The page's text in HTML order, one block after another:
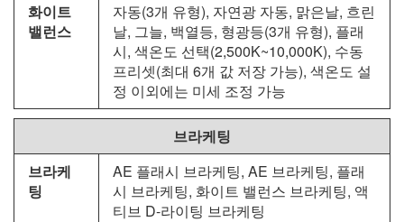
화이트
밸런스
자동(3개 유형), 자연광 자동, 맑은날, 흐린
날, 그늘, 백열등, 형광등(3개 유형), 플래
시, 색온도 선택(2,500K~10,000K), 수동
프리셋(최대 6개 값 저장 가능), 색온도 설
정 이외에는 미세 조정 가능
브라케팅
브라케
팅
AE 플래시 브라케팅, AE 브라케팅, 플래
시 브라케팅, 화이트 밸런스 브라케팅, 액
티브 D-라이팅 브라케팅